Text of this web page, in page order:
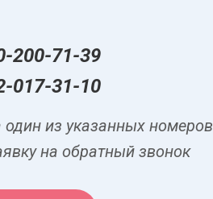
200-71-39
017-31-10
из указанных номеров
на обратный звонок